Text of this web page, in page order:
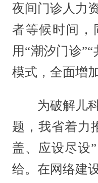
夜间门诊人力
者等候时间，
用“潮汐门诊
模式，全面增
为破解儿科
题，我省着力
盖、应设尽设
给。在网络建